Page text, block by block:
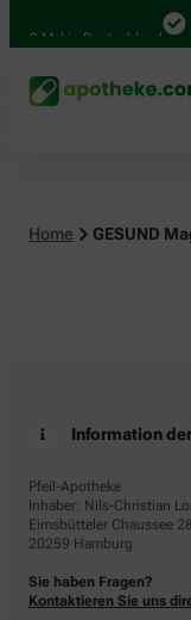
Mal in Deutschland
Home GESUND
Information
Pfeil-Apotheke
Inhaber: Nils-Christian
Eimsbütteler Chaussee 28
20259 Hamburg
Sie haben Fragen?
Kontaktieren Sie uns